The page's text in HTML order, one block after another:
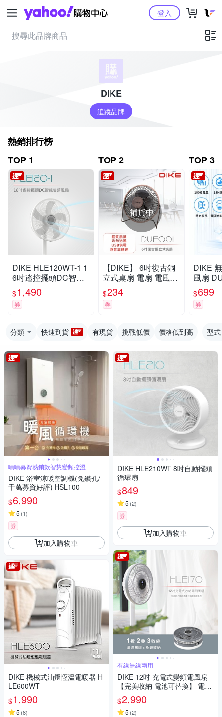
Yahoo購物中心登入
DIKE
追蹤品牌
熱銷排行榜
TOP 1
DIKE HLE120WT-1 1
6吋遙控擺頭DC智能
變頻風扇
$1,490
券
TOP 2
補貨中
【DIKE】 6吋復古銅
立式桌扇 電扇 電風扇
DUF001BN
$234
券
TOP 3
DIKE 無段式柔風夾式
風
$699
券
分類 快速到貨 有現貨 挑戰低價 價格低到高 型式
嘖嘖募資熱銷款智慧變頻控溫
DIKE 浴室涼暖空調機(免鑽孔/
千萬募資好評) HSL100
$6,990
5 (1)
券
加入購物車
DIKE 機械式油燈恆溫電暖器 H
LE600WT
$1,990
5 (8)
DIKE HLE210WT 8吋自動擺頭
循環扇
$849
5 (2)
券
加入購物車
有線無線兩用
DIKE 12吋 充電式變頻電風扇
【完美收納 電池可替換】 電風
扇 風扇 無線風扇 露營風扇 充
電風扇 HLE170WT
$2,990
5 (2)